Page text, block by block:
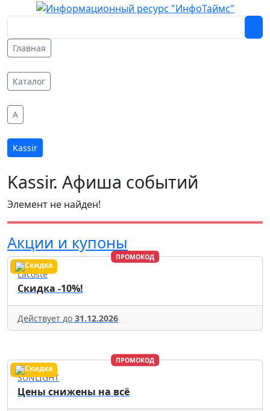
Главная
Каталог
A
Kassir
Kassir. Афиша событий
Элемент не найден!
Акции и купоны
ПРОМОКОД
Lacoste
Скидка -10%!
Действует до 31.12.2026
ПРОМОКОД
SUNLIGHT
Цены снижены на всё